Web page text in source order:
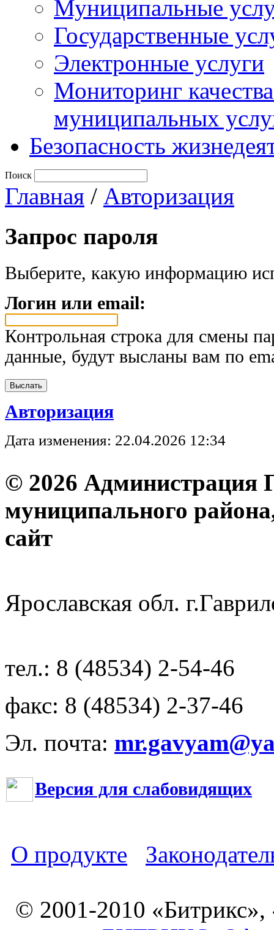
Муниципальные
Государственные
Электронные услуги
Мониторинг
муниципальных
Безопасность
Поиск
Главная / Авторизация
Запрос пароля
Выберите, какую информацию
Логин или email:
Контрольная строка для смены
данные, будут высланы вам по
Авторизация
Дата изменения: 22.04.2026 12:34
© 2026 Администрация
муниципального
Ярославская обл.
тел.: 8 (48534) 2-54-46
факс: 8 (48534) 2-37-46
Эл. почта:
Версия для слабовидящих
О продукте
© 2001-2010 «Битрикс»,